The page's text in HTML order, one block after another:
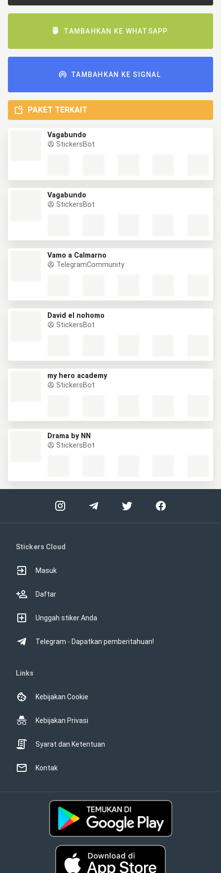
TAMBAHKAN KE WHATSAPP
TAMBAHKAN KE SIGNAL
PAKET TERKAIT
Vagabundo
StickersBot
Vagabundo
StickersBot
Vamo a Calmarno
TelegramCommunity
David el nohomo
StickersBot
my hero academy
StickersBot
Drama by NN
StickersBot
Stickers Cloud
Masuk
Daftar
Unggah stiker Anda
Telegram - Dapatkan pemberitahuan!
Links
Kebijakan Cookie
Kebijakan Privasi
Syarat dan Ketentuan
Kontak